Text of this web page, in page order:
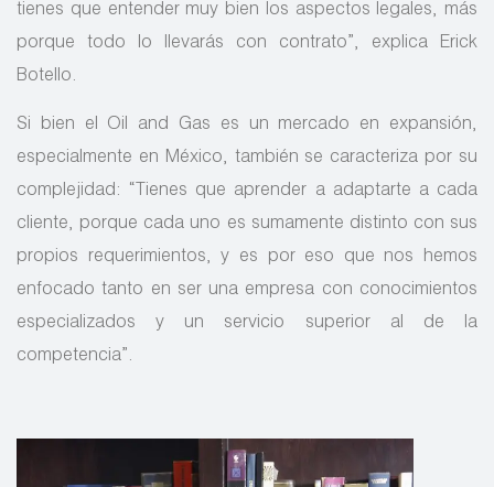
tienes que entender muy bien los aspectos legales, más
porque todo lo llevarás con contrato”, explica Erick
Botello.
Si bien el Oil and Gas es un mercado en expansión,
especialmente en México, también se caracteriza por su
complejidad: “Tienes que aprender a adaptarte a cada
cliente, porque cada uno es sumamente distinto con sus
propios requerimientos, y es por eso que nos hemos
enfocado tanto en ser una empresa con conocimientos
especializados y un servicio superior al de la
competencia”.